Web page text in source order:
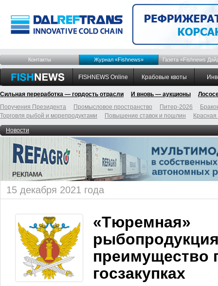
Контакты Журнал «Fishnews» Газета «Fishnews
FISHNEWS Online Крабовые квоты
Сильная переработка — гордость отрасли И вновь — аукционы
Поручения Президента
Промысловое пространство Питер-2026
Торговля рыбой и морепродуктами
Повышение ставок и пошлин
Новости
15 декабря 2021 года
«Тюремная»
преимущество
госзакупках